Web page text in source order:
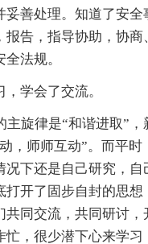
妥善处理。知道了安全
报告，指导协助，协商
法规。
学会了交流。
主旋律是“和谐进取”，
，师师互动”。而平时
况下还是自己研究，自
打开了固步自封的思想
共同交流，共同研讨，
忙，很少潜下心来学习